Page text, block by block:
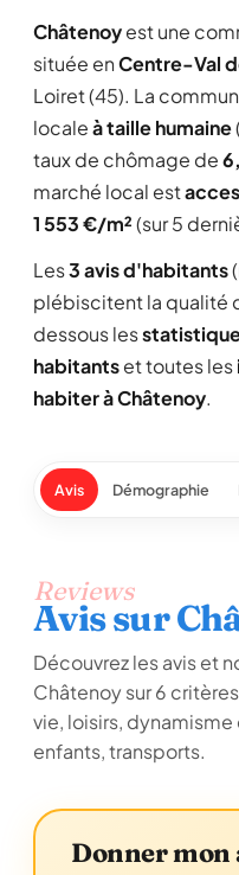
Châtenoyest une
située enCentre-Val
Loiret (45). La
localeà taille humaine
taux de chômage de
marché local est
1 553 €/m²(sur 5
Les3 avis d'habitants
plébiscitent la qualité
dessous les
habitantset toutes les
habiter à Châtenoy.
Avis Démographie
Reviews
Avis sur
Découvrez les avis et
Châtenoy sur 6
vie, loisirs,
enfants, transports.
Donner mon